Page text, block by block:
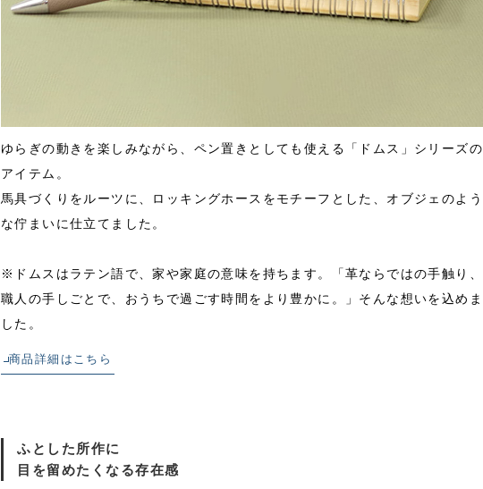
ゆらぎの動きを楽しみながら、ペン置きとしても使える「ドムス」シリーズの
アイテム。
馬具づくりをルーツに、ロッキングホースをモチーフとした、オブジェのよう
な佇まいに仕立てました。
※ドムスはラテン語で、家や家庭の意味を持ちます。「革ならではの手触り、
職人の手しごとで、おうちで過ごす時間をより豊かに。」そんな想いを込めま
した。
商品詳細はこちら
ふとした所作に
目を留めたくなる存在感